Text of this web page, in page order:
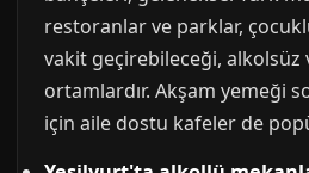
restoranlar ve parklar,
vakit geçirebileceği, alkolsüz
ortamlardır. Akşam yemeği
için aile dostu kafeler de